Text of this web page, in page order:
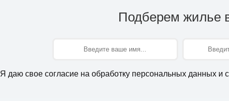
Подберем жилье
Я даю свое согласие на обработку персональных данных и